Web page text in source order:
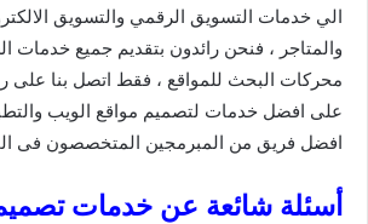
الي خدمات التسويق الرقمي والتسويق
والمتاجر ، فنحن رائدون بتقديم جميع خدمات
محركات البحث للمواقع ، فقط اتصل بنا على
على افضل خدمات لتصميم مواقع الويب
افضل فريق من المبرمجين المتخصصون فى
أسئلة شائعة عن خدمات